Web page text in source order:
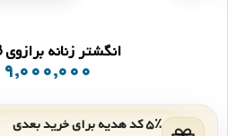
انگشتر زنانه برازوی BPH33A/3
۹,۰۰۰,۰۰۰
۵٪ کد هدیه برای خرید بعدی